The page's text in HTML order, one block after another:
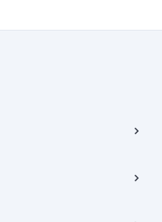
학동, 트윈트리빌딩) B동 5층
로 24, 7층, 8층 미소